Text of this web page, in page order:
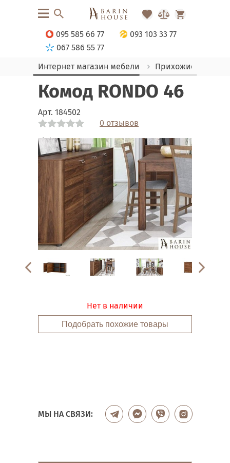
095 585 66 77
093 103 33 77
067 586 55 77
Интернет магазин мебели
Прихожие
Комод RONDO 46
Арт. 184502
0 отзывов
Link
Link
Link
Link
Нет в наличии
Подобрать похожие товары
МЫ НА СВЯЗИ: